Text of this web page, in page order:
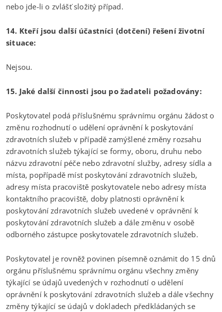
nebo jde-li o zvlášť složitý případ.
14. Kteří jsou další účastníci (dotčení) řešení životní
situace:
Nejsou.
15. Jaké další činnosti jsou po žadateli požadovány:
Poskytovatel podá příslušnému správnímu orgánu žádost o
změnu rozhodnutí o udělení oprávnění k poskytování
zdravotních služeb v případě zamýšlené změny rozsahu
zdravotních služeb týkající se formy, oboru, druhu nebo
názvu zdravotní péče nebo zdravotní služby, adresy sídla a
místa, popřípadě míst poskytování zdravotních služeb,
adresy místa pracoviště poskytovatele nebo adresy místa
kontaktního pracoviště, doby platnosti oprávnění k
poskytování zdravotních služeb uvedené v oprávnění k
poskytování zdravotních služeb a dále změnu v osobě
odborného zástupce poskytovatele zdravotních služeb.
Poskytovatel je rovněž povinen písemně oznámit do 15 dnů
orgánu příslušnému správnímu orgánu všechny změny
týkající se údajů uvedených v rozhodnutí o udělení
oprávnění k poskytování zdravotních služeb a dále všechny
změny týkající se údajů v dokladech předkládaných se